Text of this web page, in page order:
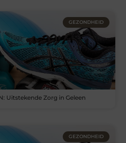
GEZONDHEID
Uitstekende Zorg in Geleen
GEZONDHEID